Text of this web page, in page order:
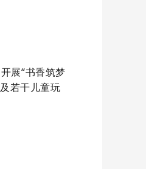
展“书香筑梦
若干儿童玩